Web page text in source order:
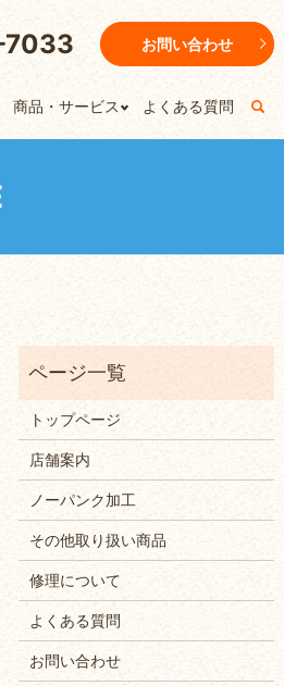
商品・サービス よくある質問
お問い合わせ
トップページ
店舗案内
ノーパンク加工
その他取り扱い商品
修理について
よくある質問
お問い合わせ